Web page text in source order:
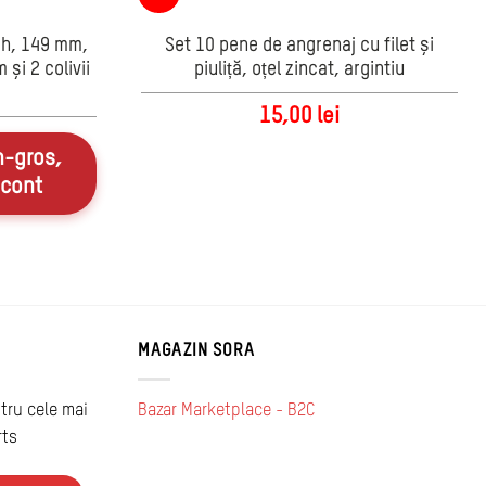
149 mm,
și 2 colivii
gros,
Set 10 pene de angrenaj cu filet și
piuliță, oțel zincat, argintiu
15,00 lei
cele mai
MAGAZIN SORA
Bazar Marketplace - B2C